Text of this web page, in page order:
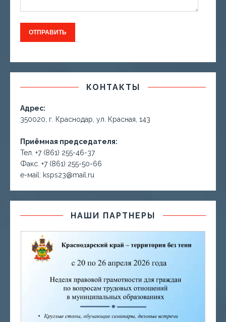
КОНТАКТЫ
Адрес:
350020, г. Краснодар, ул. Красная, 143
Приёмная председателя:
Тел. +7 (861) 255-46-37
Факс. +7 (861) 255-50-66
е-маil: ksps23@mail.ru
НАШИ ПАРТНЕРЫ